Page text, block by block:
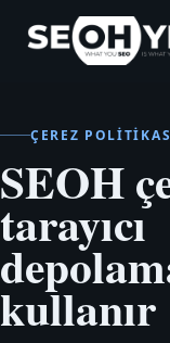
SEOH
ÇEREZ
SEOH
tarayıcı
kullanır